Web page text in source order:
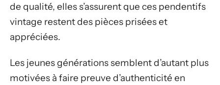
de qualité, elles s’assurent que ces pendentifs
vintage restent des pièces prisées et
appréciées.
Les jeunes générations semblent d’autant plus
motivées à faire preuve d’authenticité en